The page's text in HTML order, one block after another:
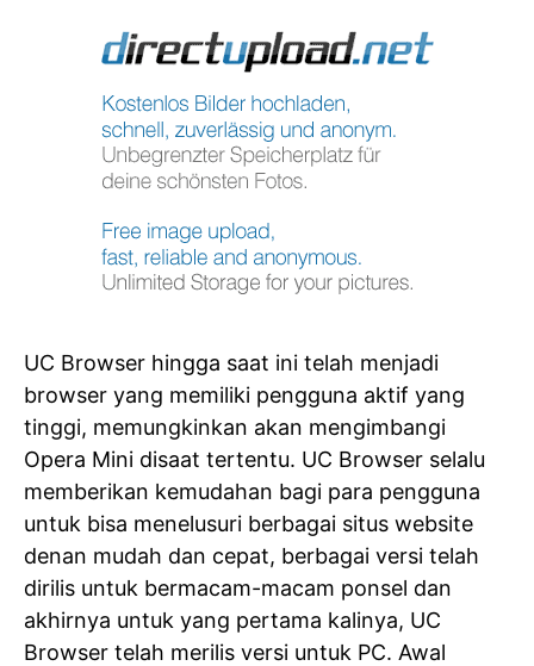
UC Browser hingga saat ini telah menjadi
browser yang memiliki pengguna aktif yang
tinggi, memungkinkan akan mengimbangi
Opera Mini disaat tertentu. UC Browser selalu
memberikan kemudahan bagi para pengguna
untuk bisa menelusuri berbagai situs website
denan mudah dan cepat, berbagai versi telah
dirilis untuk bermacam-macam ponsel dan
akhirnya untuk yang pertama kalinya, UC
Browser telah merilis versi untuk PC. Awal